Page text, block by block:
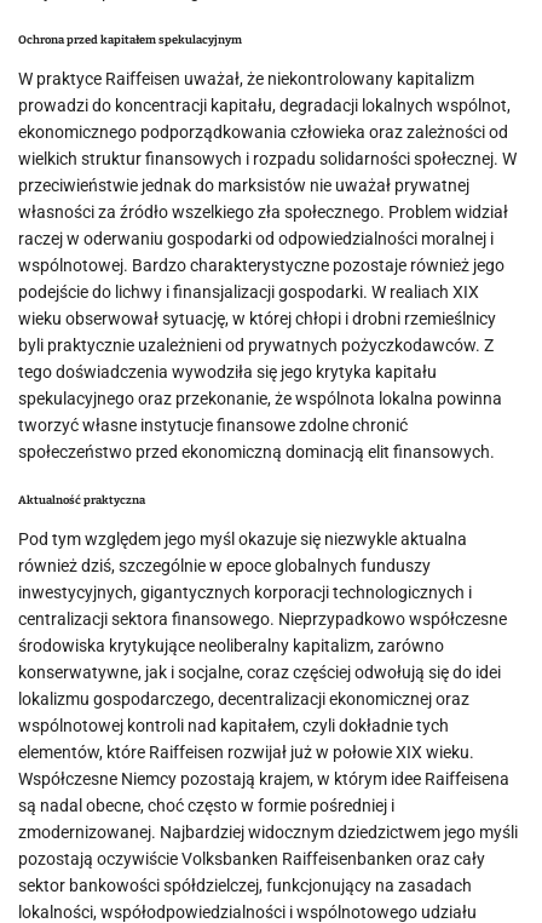
Ochrona przed kapitałem spekulacyjnym
W praktyce Raiffeisen uważał, że niekontrolowany kapitalizm
prowadzi do koncentracji kapitału, degradacji lokalnych wspólnot,
ekonomicznego podporządkowania człowieka oraz zależności od
wielkich struktur finansowych i rozpadu solidarności społecznej. W
przeciwieństwie jednak do marksistów nie uważał prywatnej
własności za źródło wszelkiego zła społecznego. Problem widział
raczej w oderwaniu gospodarki od odpowiedzialności moralnej i
wspólnotowej. Bardzo charakterystyczne pozostaje również jego
podejście do lichwy i finansjalizacji gospodarki. W realiach XIX
wieku obserwował sytuację, w której chłopi i drobni rzemieślnicy
byli praktycznie uzależnieni od prywatnych pożyczkodawców. Z
tego doświadczenia wywodziła się jego krytyka kapitału
spekulacyjnego oraz przekonanie, że wspólnota lokalna powinna
tworzyć własne instytucje finansowe zdolne chronić
społeczeństwo przed ekonomiczną dominacją elit finansowych.
Aktualność praktyczna
Pod tym względem jego myśl okazuje się niezwykle aktualna
również dziś, szczególnie w epoce globalnych funduszy
inwestycyjnych, gigantycznych korporacji technologicznych i
centralizacji sektora finansowego. Nieprzypadkowo współczesne
środowiska krytykujące neoliberalny kapitalizm, zarówno
konserwatywne, jak i socjalne, coraz częściej odwołują się do idei
lokalizmu gospodarczego, decentralizacji ekonomicznej oraz
wspólnotowej kontroli nad kapitałem, czyli dokładnie tych
elementów, które Raiffeisen rozwijał już w połowie XIX wieku.
Współczesne Niemcy pozostają krajem, w którym idee Raiffeisena
są nadal obecne, choć często w formie pośredniej i
zmodernizowanej. Najbardziej widocznym dziedzictwem jego myśli
pozostają oczywiście Volksbanken Raiffeisenbanken oraz cały
sektor bankowości spółdzielczej, funkcjonujący na zasadach
lokalności, współodpowiedzialności i wspólnotowego udziału